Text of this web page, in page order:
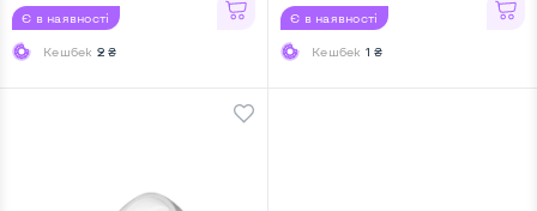
Є в наявності
Кешбек 2 ₴
Є в наявності
Кешбек 1 ₴